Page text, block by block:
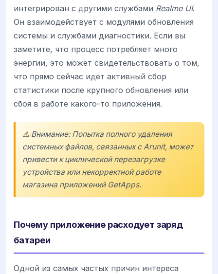
интегрирован с другими службами Realme UI.
Он взаимодействует с модулями обновления
системы и службами диагностики. Если вы
заметите, что процесс потребляет много
энергии, это может свидетельствовать о том,
что прямо сейчас идет активный сбор
статистики после крупного обновления или
сбоя в работе какого-то приложения.
⚠️ Внимание: Попытка полного удаления
системных файлов, связанных с Arunit, может
привести к циклической перезагрузке
устройства или некорректной работе
магазина приложений GetApps.
Почему приложение расходует заряд
батареи
Одной из самых частых причин интереса